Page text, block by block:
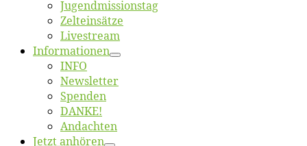
Jugend­mis­sions­tag
Zelt­ein­sät­ze
Live­stream
Informatio­nen
INFO
News­let­ter
Spen­den
DANKE!
An­dach­ten
Jetzt an­hö­ren